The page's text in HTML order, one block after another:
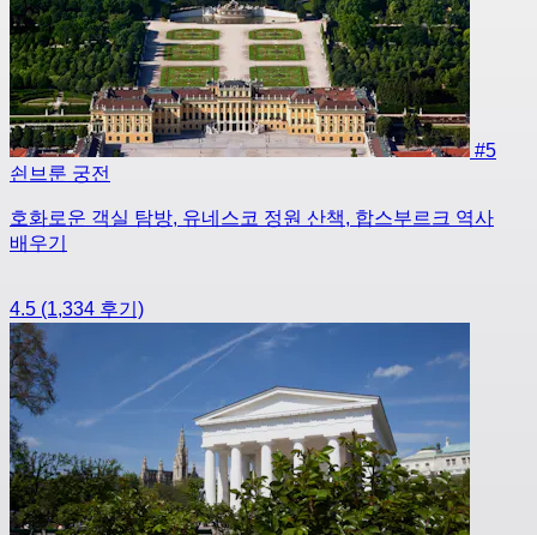
#5
쇤브룬 궁전
호화로운 객실 탐방, 유네스코 정원 산책, 합스부르크 역사
배우기
4.5 (1,334 후기)